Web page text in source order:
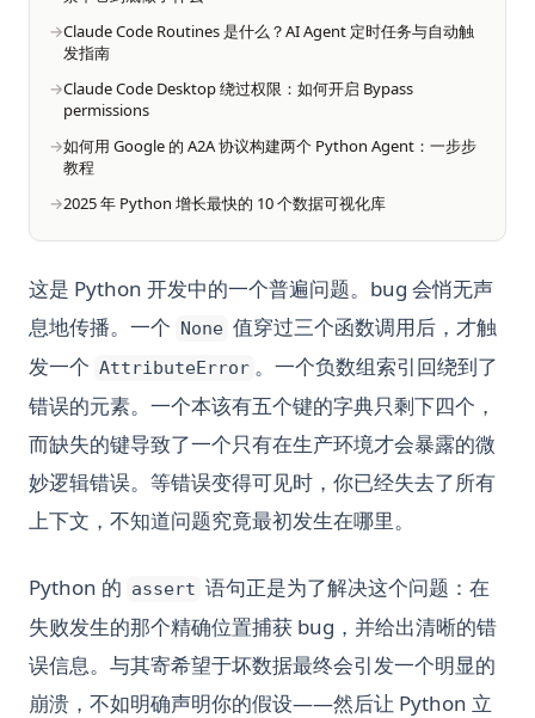
Claude Code Routines 是什么？AI Agent 定时任务与自动触
发指南
Claude Code Desktop 绕过权限：如何开启 Bypass
permissions
如何用 Google 的 A2A 协议构建两个 Python Agent：一步步
教程
2025 年 Python 增长最快的 10 个数据可视化库
这是 Python 开发中的一个普遍问题。bug 会悄无声
息地传播。一个 None 值穿过三个函数调用后，才触
发一个 AttributeError 。一个负数组索引回绕到了
错误的元素。一个本该有五个键的字典只剩下四个，
而缺失的键导致了一个只有在生产环境才会暴露的微
妙逻辑错误。等错误变得可见时，你已经失去了所有
上下文，不知道问题究竟最初发生在哪里。
Python 的 assert 语句正是为了解决这个问题：在
失败发生的那个精确位置捕获 bug，并给出清晰的错
误信息。与其寄希望于坏数据最终会引发一个明显的
崩溃，不如明确声明你的假设——然后让 Python 立